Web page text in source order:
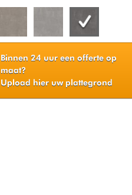
Binnen 24 uur een offerte op
maat?
Upload hier uw plattegrond